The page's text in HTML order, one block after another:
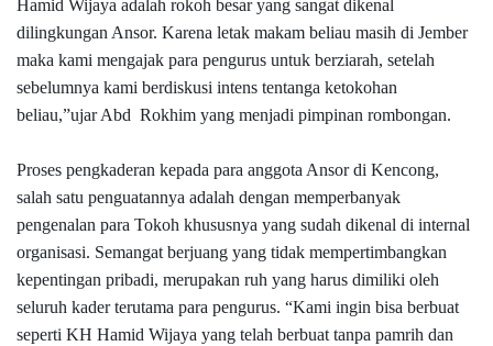
Hamid Wijaya adalah rokoh besar yang sangat dikenal
dilingkungan Ansor. Karena letak makam beliau masih di Jember
maka kami mengajak para pengurus untuk berziarah, setelah
sebelumnya kami berdiskusi intens tentanga ketokohan
beliau,”ujar Abd Rokhim yang menjadi pimpinan rombongan.
Proses pengkaderan kepada para anggota Ansor di Kencong,
salah satu penguatannya adalah dengan memperbanyak
pengenalan para Tokoh khususnya yang sudah dikenal di internal
organisasi. Semangat berjuang yang tidak mempertimbangkan
kepentingan pribadi, merupakan ruh yang harus dimiliki oleh
seluruh kader terutama para pengurus. “Kami ingin bisa berbuat
seperti KH Hamid Wijaya yang telah berbuat tanpa pamrih dan